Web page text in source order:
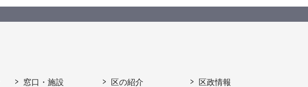
窓口・施設 区の紹介 区政情報